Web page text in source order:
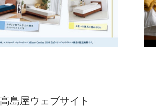
高島屋ウェブサイト